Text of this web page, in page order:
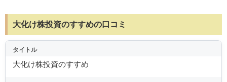
大化け株投資のすすめの口コミ
タイトル
大化け株投資のすすめ